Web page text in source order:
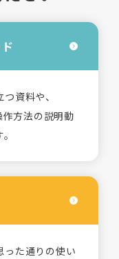
資料や、
方法の説明動
った通りの使い